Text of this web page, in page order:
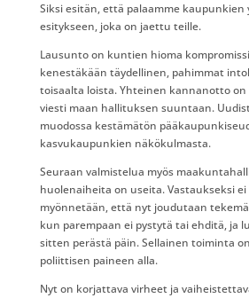
Siksi esitän, että palaamme kaupunkien
esitykseen, joka on jaettu teille.
Lausunto on kuntien hioma
kenestäkään täydellinen, pahimmat
toisaalta loista. Yhteinen kannanotto on
viesti maan hallituksen suuntaan.
muodossa kestämätön
kasvukaupunkien näkökulmasta.
Seuraan valmistelua myös
huolenaiheita on useita. Vastaukseksi
myönnetään, että nyt joudutaan
kun parempaan ei pystytä tai ehditä, ja
sitten perästä päin. Sellainen toiminta
poliittisen paineen alla.
Nyt on korjattava virheet ja